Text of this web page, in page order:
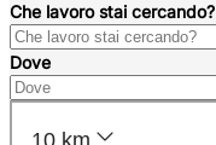
Che lavoro stai cercando?
Dove
10 km